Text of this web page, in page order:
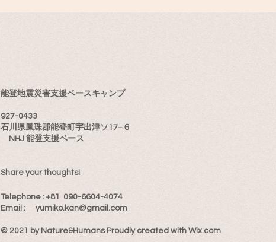
能登地震災害支援ベースキャンプ
927-0433
石川県鳳珠郡能登町宇出津ソ17−６
NHJ 能登支援ベース
Share your thoughts!
​Telephone : ​+81 090-6604-4074
Email : ​ yumiko.kan@gmail.com
© 2021 by Nature&Humans Proudly created with Wix.com